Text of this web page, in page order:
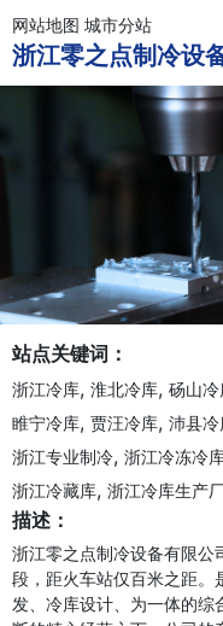
网站地图 城市分站
浙江零之点制冷设
站点关键词：
浙江冷库, 淮北冷库, 砀山冷
睢宁冷库, 贾汪冷库, 沛县冷
浙江专业制冷, 浙江冷冻冷
浙江冷藏库, 浙江冷库生产
描述：
浙江零之点制冷设备有限公
段，距火车站仅百米之距。
发、冷库设计、为一体的综